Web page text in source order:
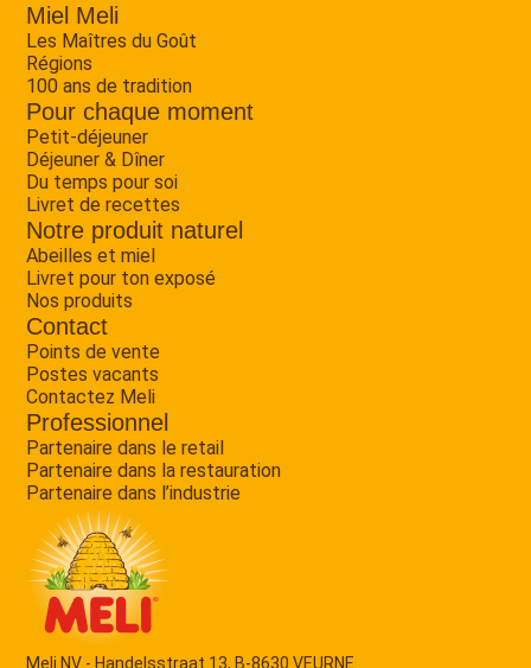
Miel Meli
Les Maîtres du Goût
Régions
100 ans de tradition
Pour chaque moment
Petit-déjeuner
Déjeuner & Dîner
Du temps pour soi
Livret de recettes
Notre produit naturel
Abeilles et miel
Livret pour ton exposé
Nos produits
Contact
Points de vente
Postes vacants
Contactez Meli
Professionnel
Partenaire dans le retail
Partenaire dans la restauration
Partenaire dans l’industrie
Meli NV - Handelsstraat 13, B-8630 VEURNE